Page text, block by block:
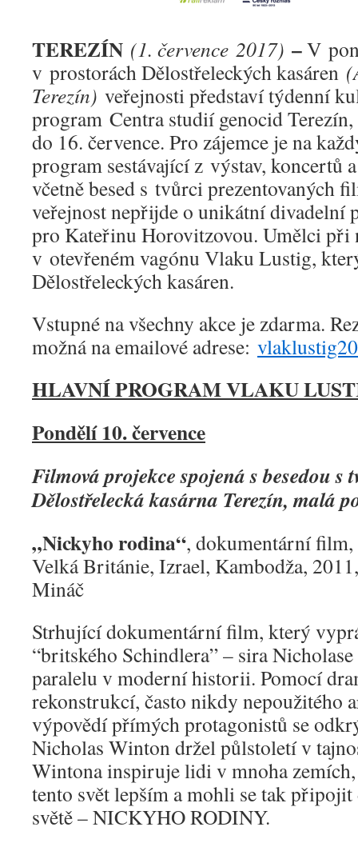
TEREZÍN (1. července 2017) –V
v prostorách Dělostřeleckých kasáren
Terezín) veřejnosti představí týdenní
program Centra studií genocid
do 16. července. Pro zájemce je na
program sestávající z výstav, koncertů
včetně besed s tvůrci prezentovaných
veřejnost nepřijde o unikátní divadelní
pro Kateřinu Horovitzovou. Umělci při
v otevřeném vagónu Vlaku Lustig,
Dělostřeleckých kasáren.
Vstupné na všechny akce je zdarma.
možná na emailové adrese:
HLAVNÍ PROGRAM VLAKU
Pondělí 10. července
Filmová projekce spojená s besedou s
Dělostřelecká kasárna Terezín, malá
„Nickyho rodina“, dokumentární
Velká Británie, Izrael, Kambodža,
Mináč
Strhující dokumentární film, který
“britského Schindlera” – sira
paralelu v moderní historii. Pomocí
rekonstrukcí, často nikdy nepoužitého
výpovědí přímých protagonistů se
Nicholas Winton držel půlstoletí v
Wintona inspiruje lidi v mnoha
tento svět lepším a mohli se tak
světě – NICKYHO RODINY.